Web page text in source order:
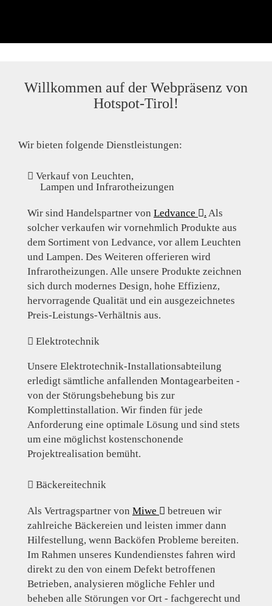
Willkommen auf der Webpräsenz von
Hotspot-Tirol!
Wir bieten folgende Dienstleistungen:
Verkauf von Leuchten,
Lampen und Infrarotheizungen
Wir sind Handelspartner von Ledvance . Als
solcher verkaufen wir vornehmlich Produkte aus
dem Sortiment von Ledvance, vor allem Leuchten
und Lampen. Des Weiteren offerieren wird
Infrarotheizungen. Alle unsere Produkte zeichnen
sich durch modernes Design, hohe Effizienz,
hervorragende Qualität und ein ausgezeichnetes
Preis-Leistungs-Verhältnis aus.
Elektrotechnik
Unsere Elektrotechnik-Installationsabteilung
erledigt sämtliche anfallenden Montagearbeiten -
von der Störungsbehebung bis zur
Komplettinstallation. Wir finden für jede
Anforderung eine optimale Lösung und sind stets
um eine möglichst kostenschonende
Projektrealisation bemüht.
Bäckereitechnik
Als Vertragspartner von Miwe
betreuen wir
zahlreiche Bäckereien und leisten immer dann
Hilfestellung, wenn Backöfen Probleme bereiten.
Im Rahmen unseres Kundendienstes fahren wird
direkt zu den von einem Defekt betroffenen
Betrieben, analysieren mögliche Fehler und
beheben alle Störungen vor Ort - fachgerecht und